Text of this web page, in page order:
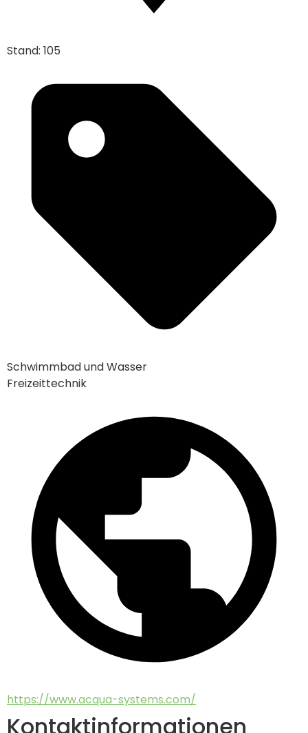
Stand: 105
Schwimmbad und Wasser
Freizeittechnik
https://www.acqua-systems.com/
Kontaktinformationen